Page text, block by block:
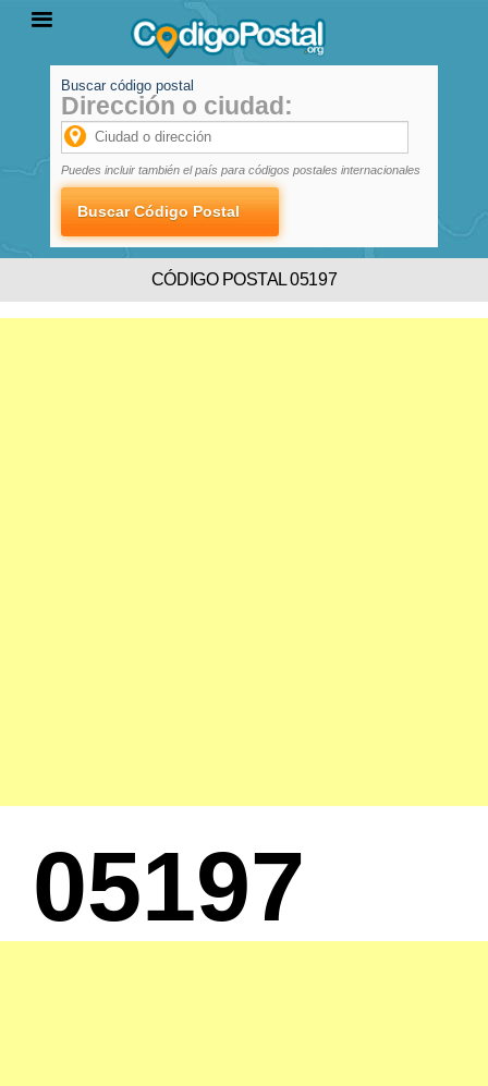
PROVINCIAS
LOCALIDADES
Buscar código postal
Dirección o ciudad:
Puedes incluir también el país para códigos postales internacionales
CÓDIGO POSTAL 05197
05197